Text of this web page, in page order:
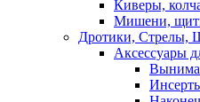
Киверы,
Мишени,
Дротики, Стрелы,
Аксессуары